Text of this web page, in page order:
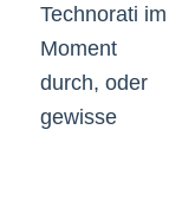
Technorati im
Moment
durch, oder
gewisse